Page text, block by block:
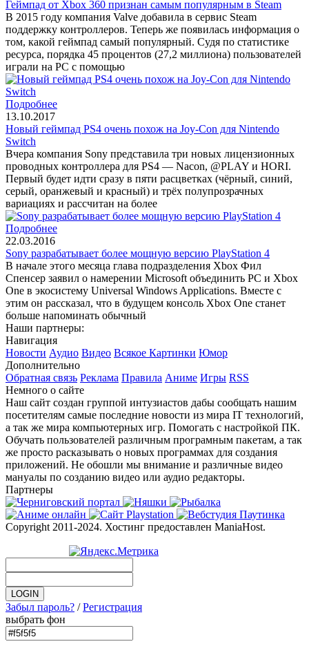
Геймпад от Xbox 360 признан самым популярным в Steam
В 2015 году компания Valve добавила в сервис Steam
поддержку контроллеров. Теперь же появилась информация о
том, какой геймпад самый популярный. Судя по статистике
ресурса, порядка 45 процентов (27,2 миллиона) пользователей
играли на PC с помощью
Подробнее
13.10.2017
Новый геймпад PS4 очень похож на Joy-Con для Nintendo
Switch
Вчера компания Sony представила три новых лицензионных
проводных контроллера для PS4 — Nacon, @PLAY и HORI.
Первый будет идти сразу в пяти расцветках (чёрный, синий,
серый, оранжевый и красный) и трёх полупрозрачных
вариациях и рассчитан на более
Подробнее
22.03.2016
Sony разрабатывает более мощную версию PlayStation 4
В начале этого месяца глава подразделения Xbox Фил
Спенсер заявил о намерении Microsoft объединить PC и Xbox
One в экосистему Universal Windows Applications. Вместе с
этим он рассказал, что в будущем консоль Xbox One станет
больше напоминать обычный
Наши партнеры:
Навигация
Новости Аудио Видео Всякое Картинки Юмор
Дополнительно
Обратная связь Реклама Правила Аниме Игры RSS
Немного о сайте
Наш сайт создан группой интузиастов дабы сообщать нашим
посетителям самые последние новости из мира IT технологий,
а так же мира компьютерных игр. Помогать с настройкой ПК.
Обучать пользователей различным програмным пакетам, а так
же просто расказывать о новых программах для создания
приложений. Не обошли мы внимание и различные видео
мануалы по созданию видео или аудио редакторы.
Партнеры
Copyright 2011-2024. Хостинг предоставлен ManiaHost.
Забыл пароль? /Регистрация
выбрать фон